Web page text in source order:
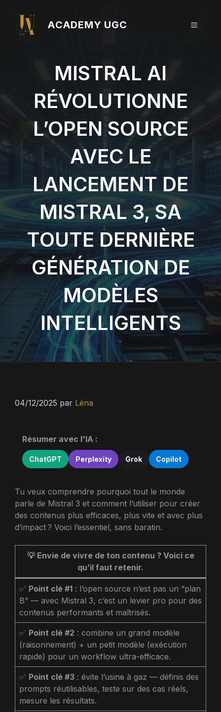
contenu
ACADEMY UGC MENU
MISTRAL AI
RÉVOLUTIONNE
L’OPEN SOURCE
AVEC LE
LANCEMENT DE
MISTRAL 3, SA
TOUTE DERNIÈRE
GÉNÉRATION DE
MODÈLES
INTELLIGENTS
04/12/2025 par Léna
Résumer avec l'IA :
ChatGPT Perplexity Grok Copilot
Tu veux comprendre pourquoi tout le monde
parle de Mistral 3 et comment l’utiliser pour créer
des contenus plus efficaces, plus vite et avec plus
d’impact ? Voici l’essentiel, sans baratin.
💡 Envie de vivre de ton contenu ? Voici ce
qu’il faut retenir.
✅ Point clé #1 : l’open source n’est pas un “plan
B” — avec Mistral 3, c’est un levier pro pour des
contenus performants et maîtrisés.
✅ Point clé #2 : combine un grand modèle
(raisonnement) + un petit modèle (exécution
rapide) pour un workflow ultra-efficace.
✅ Point clé #3 : évite l’usine à gaz — définis des
prompts réutilisables, teste sur des cas réels,
mesure les résultats.